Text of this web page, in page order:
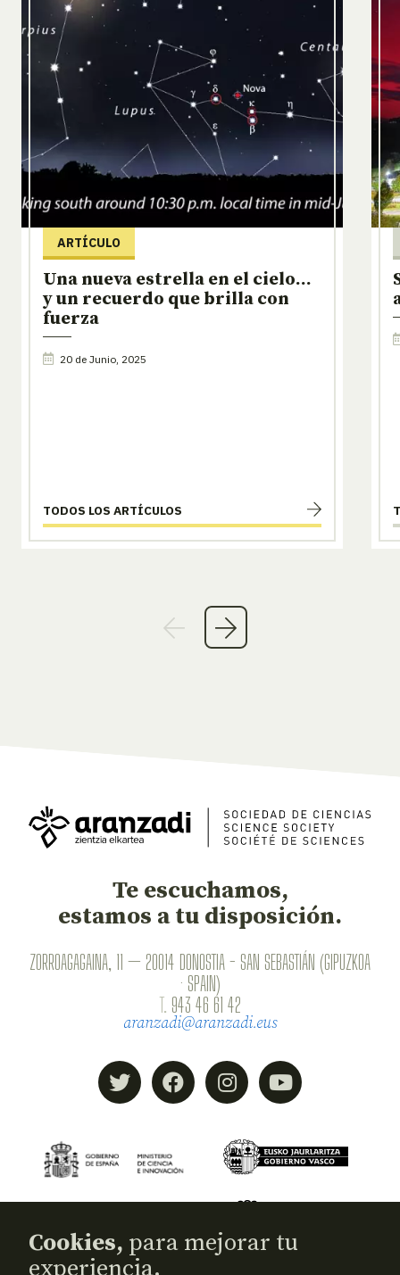
ARTÍCULO
Una nueva estrella en el cielo…
y un recuerdo que brilla con
fuerza
20 de Junio, 2025
TODOS LOS ARTÍCULOS
Te escuchamos,
estamos a tu disposición.
ZORROAGAGAINA, 11 — 20014 DONOSTIA - SAN SEBASTIÁN (GIPUZKOA
· SPAIN)
T. 943 46 61 42
aranzadi@aranzadi.eus
Cookies, para mejorar tu